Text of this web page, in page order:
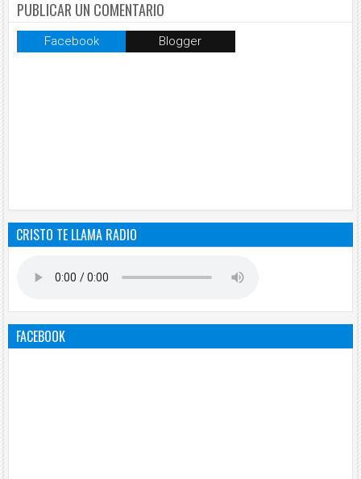
PUBLICAR UN COMENTARIO
Facebook Blogger
CRISTO TE LLAMA RADIO
FACEBOOK